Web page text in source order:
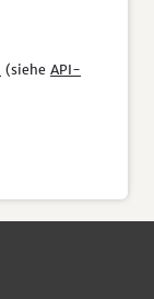
(siehe API-